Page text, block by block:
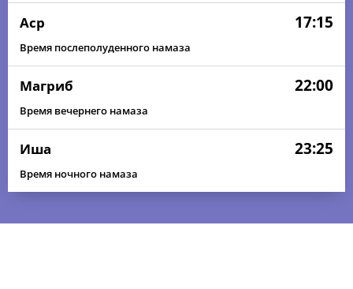
Аср 17:15
Время послеполуденного намаза
Магриб 22:00
Время вечернего намаза
Иша 23:25
Время ночного намаза